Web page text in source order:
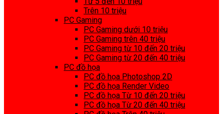
Trên 10 triệu
PC Gaming
PC Gaming dưới 10 triệu
PC Gaming trên 40 triệu
PC Gaming từ 10 đến 20 triệu
PC Gaming từ 20 đến 40 triệu
PC đồ họa
PC đồ họa Photoshop 2D
PC đồ họa Render Video
PC đồ họa Từ 10 đến 20 triệu
PC đồ họa Từ 20 đến 40 triệu